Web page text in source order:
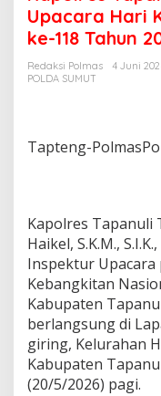
r
a
i
Upacara Hari
ke-118 Tahun
Redaksi Polmas
4 Juni
POLDA SUMUT
Tapteng-
Kapolres Tapanuli
Haikel, S.K.M.,
Inspektur
Kebangkitan
Kabupaten
berlangsung di
giring, Kelurahan
Kabupaten
(20/5/2026) pagi.